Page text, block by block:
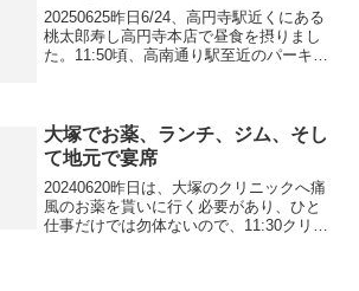
20250625昨日6/24、高円寺駅近くにある
桃太郎寿し高円寺本店で昼食を摂りまし
た。11:50頃、高南通り駅至近のパーキン
パフォーマ...
大塚でお薬、ランチ、ジム、そし
て地元で宴席
20240620昨日は、大塚のクリニックへ痛
風のお薬を貰いに行く必要があり、ひと
仕事だけでは勿体ないので、11:30クリニ